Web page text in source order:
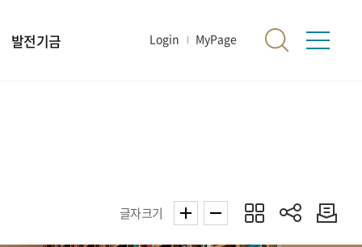
발전기금 Login MyPage
글자크기